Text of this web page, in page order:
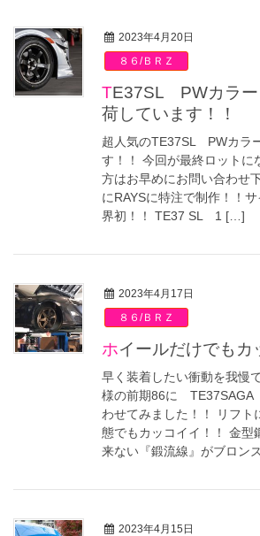
2023年4月20日
８６/ＢＲＺ
TE37SL PWカラー 最終ロット入
荷しています！！
超人気のTE37SL PWカラ
す！！ 今回が最終ロットに
方はお早めにお問い合わせ
にRAYSに特注で制作！！
界初！！ TE37 SL 1 […]
2023年4月17日
８６/ＢＲＺ
ホイールだけでも
早く装着したい衝動を我慢
様の前期86に TE37SAGA
わせてみました！！ リフト
態でもカッコイイ！！ 金型
来ない『鍛流線』がブロン
2023年4月15日